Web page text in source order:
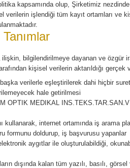
kapsamında olup, Şirketimiz
verilerin işlendiği tüm kayıt ortamları ve
bilgilendirilmeye dayanan ve özgür
kişisel verilerin aktarıldığı
verilerle eşleştirilerek dahi hiçbir
hale getirilmesi
OPTIK MEDIKAL
kullanarak, internet ortamında iş arama
formunu doldurup, iş başvurusu yapanlar
aygıtlar ile oluşturulabildiği,
dışında kalan tüm yazılı, basılı,